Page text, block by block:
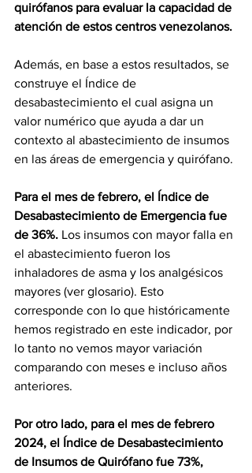
quirófanos para evaluar la capacidad de
atención de estos centros venezolanos.
Además, en base a estos resultados, se
construye el Índice de
desabastecimiento el cual asigna un
valor numérico que ayuda a dar un
contexto al abastecimiento de insumos
en las áreas de emergencia y quirófano.
Para el mes de febrero, el Índice de
Desabastecimiento de Emergencia fue
de 36%. Los insumos con mayor falla en
el abastecimiento fueron los
inhaladores de asma y los analgésicos
mayores (ver glosario). Esto
corresponde con lo que históricamente
hemos registrado en este indicador, por
lo tanto no vemos mayor variación
comparando con meses e incluso años
anteriores.
Por otro lado, para el mes de febrero
2024, el Índice de Desabastecimiento
de Insumos de Quirófano fue 73%,